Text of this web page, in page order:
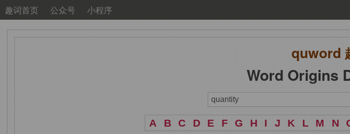
趣词首页 公众号 小程序
quword
Word Origins
A B C D E F G H I J K L M N